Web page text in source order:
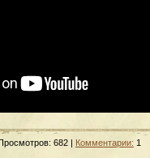
682 | Комментарии: 1